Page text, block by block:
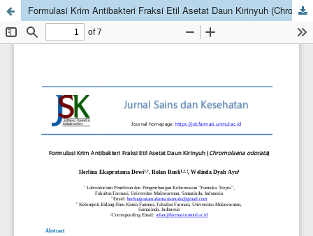
Formulasi Krim Antibakteri Fraksi Etil Asetat Daun Kirinyuh (Chromolaena odorata)